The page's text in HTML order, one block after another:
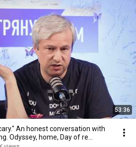
53:36
An honest conversation with
Odyssey, home, Day of re...